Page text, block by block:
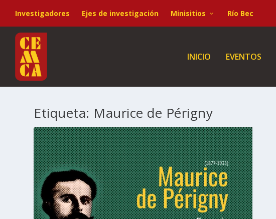
Investigadores Ejes de investigación Minisitios Río Bec
INICIO EVENTOS
Etiqueta: Maurice de Périgny